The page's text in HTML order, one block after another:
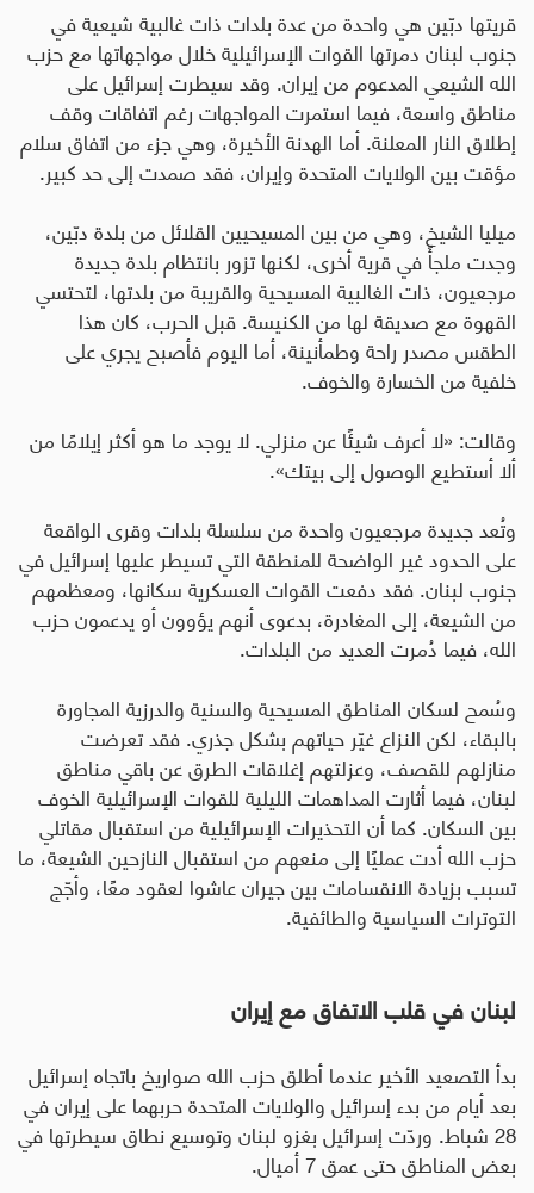
قريتها دبّين هي واحدة من عدة بلدات ذات غالبية شيعية في
جنوب لبنان دمرتها القوات الإسرائيلية خلال مواجهاتها مع حزب
الله الشيعي المدعوم من إيران. وقد سيطرت إسرائيل على
مناطق واسعة، فيما استمرت المواجهات رغم اتفاقات وقف
إطلاق النار المعلنة. أما الهدنة الأخيرة، وهي جزء من اتفاق سلام
مؤقت بين الولايات المتحدة وإيران، فقد صمدت إلى حد كبير.
ميليا الشيخ، وهي من بين المسيحيين القلائل من بلدة دبّين،
وجدت ملجأً في قرية أخرى، لكنها تزور بانتظام بلدة جديدة
مرجعيون، ذات الغالبية المسيحية والقريبة من بلدتها، لتحتسي
القهوة مع صديقة لها من الكنيسة. قبل الحرب، كان هذا
الطقس مصدر راحة وطمأنينة، أما اليوم فأصبح يجري على
خلفية من الخسارة والخوف.
وقالت: «لا أعرف شيئًا عن منزلي. لا يوجد ما هو أكثر إيلامًا من
ألا أستطيع الوصول إلى بيتك».
وتُعد جديدة مرجعيون واحدة من سلسلة بلدات وقرى الواقعة
على الحدود غير الواضحة للمنطقة التي تسيطر عليها إسرائيل في
جنوب لبنان. فقد دفعت القوات العسكرية سكانها، ومعظمهم
من الشيعة، إلى المغادرة، بدعوى أنهم يؤوون أو يدعمون حزب
الله، فيما دُمرت العديد من البلدات.
وسُمح لسكان المناطق المسيحية والسنية والدرزية المجاورة
بالبقاء، لكن النزاع غيّر حياتهم بشكل جذري. فقد تعرضت
منازلهم للقصف، وعزلتهم إغلاقات الطرق عن باقي مناطق
لبنان، فيما أثارت المداهمات الليلية للقوات الإسرائيلية الخوف
بين السكان. كما أن التحذيرات الإسرائيلية من استقبال مقاتلي
حزب الله أدت عمليًا إلى منعهم من استقبال النازحين الشيعة، ما
تسبب بزيادة الانقسامات بين جيران عاشوا لعقود معًا، وأجّج
التوترات السياسية والطائفية.
لبنان في قلب الاتفاق مع إيران
بدأ التصعيد الأخير عندما أطلق حزب الله صواريخ باتجاه إسرائيل
بعد أيام من بدء إسرائيل والولايات المتحدة حربهما على إيران في
28 شباط. وردّت إسرائيل بغزو لبنان وتوسيع نطاق سيطرتها في
بعض المناطق حتى عمق 7 أميال
.